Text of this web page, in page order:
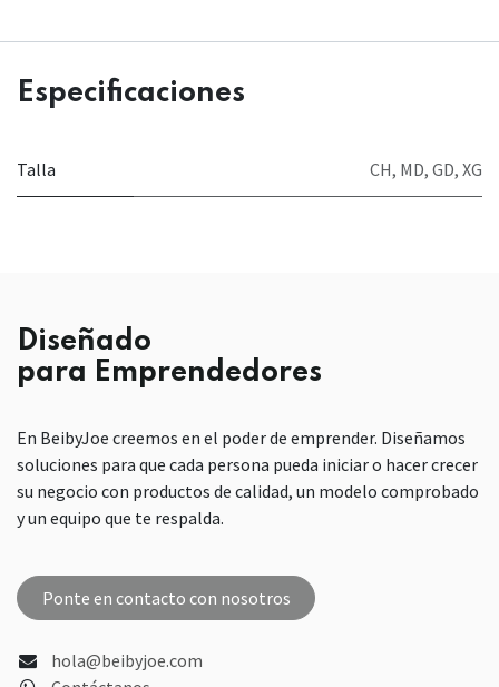
Especificaciones
Talla CH, MD, GD, XG
Diseñado
para Emprendedores
En BeibyJoe creemos en el poder de emprender. Diseñamos
soluciones para que cada persona pueda iniciar o hacer crecer
su negocio con productos de calidad, un modelo comprobado
y un equipo que te respalda.
Ponte en contacto con nosotros
hola@beibyjoe.com